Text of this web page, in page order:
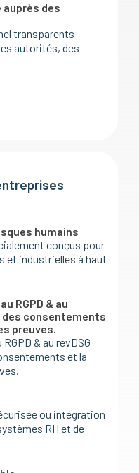
des
transparents
autorités, des
humains
conçus pour
et industrielles à haut
RGPD & au
des consentements
preuves.
& au revDSG
et la
ou intégration
RH et de